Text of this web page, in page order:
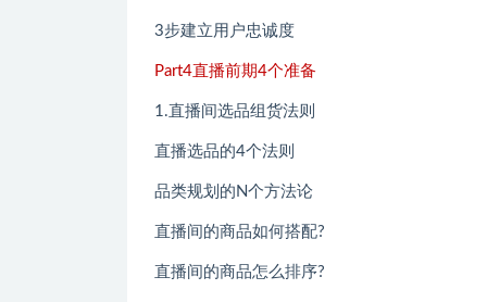
3步建立用户忠诚度
Part4直播前期4个准备
1.直播间选品组货法则
直播选品的4个法则
品类规划的N个方法论
直播间的商品如何搭配?
直播间的商品怎么排序?